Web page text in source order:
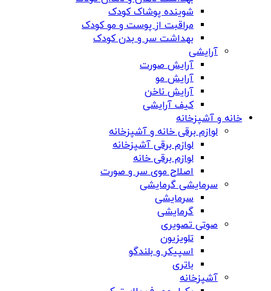
شوینده پوشاک کودک
مراقبت از پوست و مو کودک
بهداشت سر و بدن کودک
آرایشی
آرایش صورت
آرایش مو
آرایش ناخن
کیف آرایشی
خانه و آشپزخانه
لوازم برقی خانه و آشپزخانه
لوازم برقی آشپزخانه
لوازم برقی خانه
اصلاح موی سر و صورت
سرمایشی گرمایشی
سرمایشی
گرمایشی
صوتی تصویری
تلویزیون
اسپیکر و بلندگو
باتری
آشپزخانه